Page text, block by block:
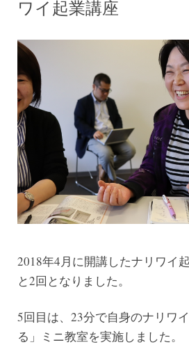
ワイ起業講座
2018年4月に開講したナリワイ
と2回となりました。
5回目は、23分で自身のナリワ
る」ミニ教室を実施しました。